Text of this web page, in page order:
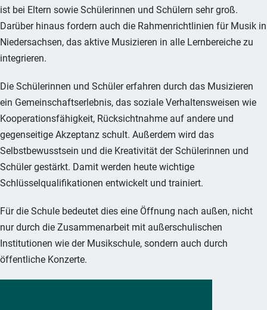
ist bei Eltern sowie Schülerinnen und Schülern sehr groß.
Darüber hinaus fordern auch die Rahmenrichtlinien für Musik in
Niedersachsen, das aktive Musizieren in alle Lernbereiche zu
integrieren.
Die Schülerinnen und Schüler erfahren durch das Musizieren
ein Gemeinschaftserlebnis, das soziale Verhaltensweisen wie
Kooperationsfähigkeit, Rücksichtnahme auf andere und
gegenseitige Akzeptanz schult. Außerdem wird das
Selbstbewusstsein und die Kreativität der Schülerinnen und
Schüler gestärkt. Damit werden heute wichtige
Schlüsselqualifikationen entwickelt und trainiert.
Für die Schule bedeutet dies eine Öffnung nach außen, nicht
nur durch die Zusammenarbeit mit außerschulischen
Institutionen wie der Musikschule, sondern auch durch
öffentliche Konzerte.